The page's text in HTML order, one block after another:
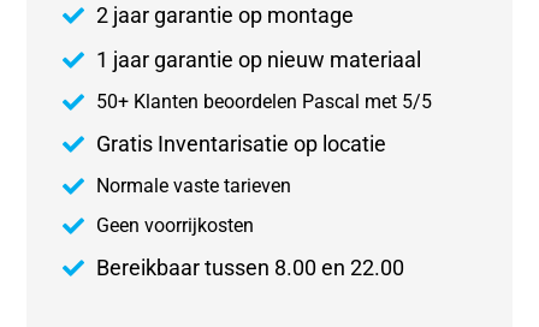
2 jaar garantie op montage
1 jaar garantie op nieuw materiaal
50+ Klanten beoordelen Pascal met 5/5
Gratis Inventarisatie op locatie
Normale vaste tarieven
Geen voorrijkosten
Bereikbaar tussen 8.00 en 22.00